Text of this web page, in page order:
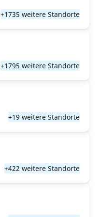
+1735 weitere Standorte
+1795 weitere Standorte
+19 weitere Standorte
+422 weitere Standorte